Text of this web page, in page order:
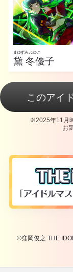
まゆずみ ふゆこ
黛 冬優子
このアイ
※2025年11月
お
©窪岡俊之 THE